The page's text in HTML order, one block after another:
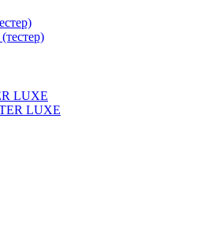
LUXE